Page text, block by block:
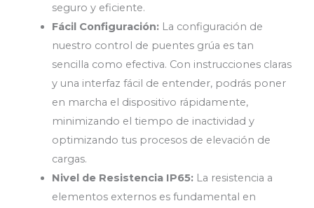
seguro y eficiente.
Fácil Configuración:La configuración de
nuestro control de puentes grúa es tan
sencilla como efectiva. Con instrucciones claras
y una interfaz fácil de entender, podrás poner
en marcha el dispositivo rápidamente,
minimizando el tiempo de inactividad y
optimizando tus procesos de elevación de
cargas.
Nivel de Resistencia IP65:La resistencia a
elementos externos es fundamental en